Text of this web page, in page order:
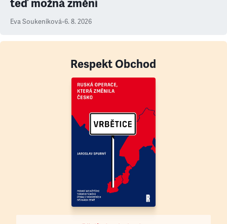
teď možná změní
Eva Soukeníková•6. 8. 2026
Respekt Obchod